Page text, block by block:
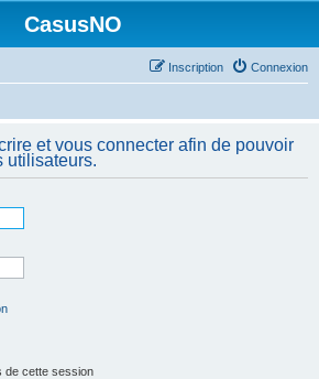
CasusNO
Connexion
Inscription
et vous connecter afin de pouvoir
utilisateurs.
de cette session